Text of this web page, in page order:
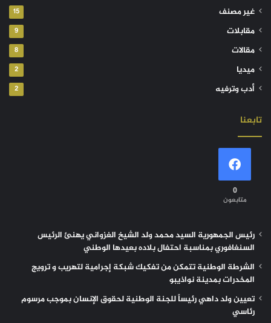
غير مصنف 15
مقابلات 9
مقالات 8
ميديا 2
أدب وترفيه 2
تابعنا
0
متابعون
رئيس الجمهورية السيد محمد ولد الشيخ الغزواني يهنئ الرئيس
السنغافوري بمناسبة احتفال بلاده بعيدها الوطني
الشرطة الوطنية تتمكن من تفكيك شبكة إجرامية لتهريب و ترويج
المخدرات بمدينة نواذيبو
تعيين ولد داهي رئيساً للجنة الوطنية لحقوق الإنسان بموجب مرسوم
رئاسي